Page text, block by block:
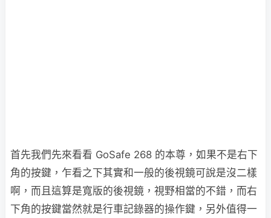
首先我們先來看看 GoSafe 268 的本尊，如果不是右下
角的按鍵，乍看之下其實和一般的後視鏡可說是沒二樣
啊，而且這算是寬版的後視鏡，視野相當的不錯，而右
下角的按鍵當然就是行車記錄器的操作鍵，另外值得一